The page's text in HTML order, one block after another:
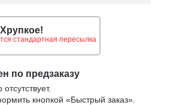
Хрупкое!
стандартная пересылка
по предзаказу
кнопкой «Быстрый заказ».